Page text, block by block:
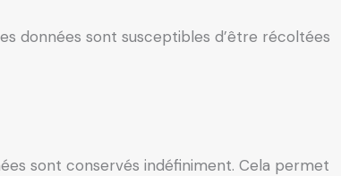
données sont susceptibles d’être récoltées
sont conservés indéfiniment. Cela permet